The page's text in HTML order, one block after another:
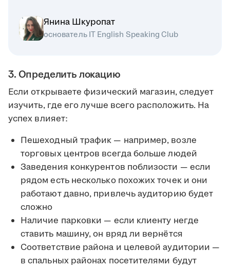
Янина Шкуропат
основатель IT English Speaking Club
3. Определить локацию
Если открываете физический магазин, следует
изучить, где его лучше всего расположить. На
успех влияет:
Пешеходный трафик — например, возле
торговых центров всегда больше людей
Заведения конкурентов поблизости — если
рядом есть несколько похожих точек и они
работают давно, привлечь аудиторию будет
сложно
Наличие парковки — если клиенту негде
ставить машину, он вряд ли вернётся
Соответствие района и целевой аудитории —
в спальных районах посетителями будут